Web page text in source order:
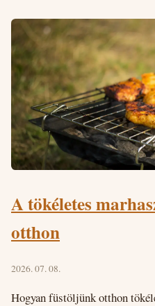
A tökéletes
otthon
2026. 07. 08.
Hogyan füstöljünk otthon